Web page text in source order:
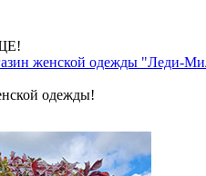
женской одежды "Леди-
одежды!